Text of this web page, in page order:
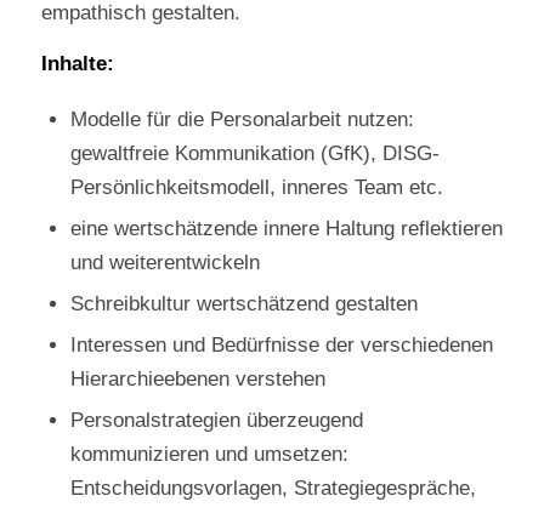
empathisch gestalten.
Inhalte:
Modelle für die Personalarbeit nutzen:
gewaltfreie Kommunikation (GfK), DISG-
Persönlichkeitsmodell, inneres Team etc.
eine wertschätzende innere Haltung reflektieren
und weiterentwickeln
Schreibkultur wertschätzend gestalten
Interessen und Bedürfnisse der verschiedenen
Hierarchieebenen verstehen
Personalstrategien überzeugend
kommunizieren und umsetzen:
Entscheidungsvorlagen, Strategiegespräche,